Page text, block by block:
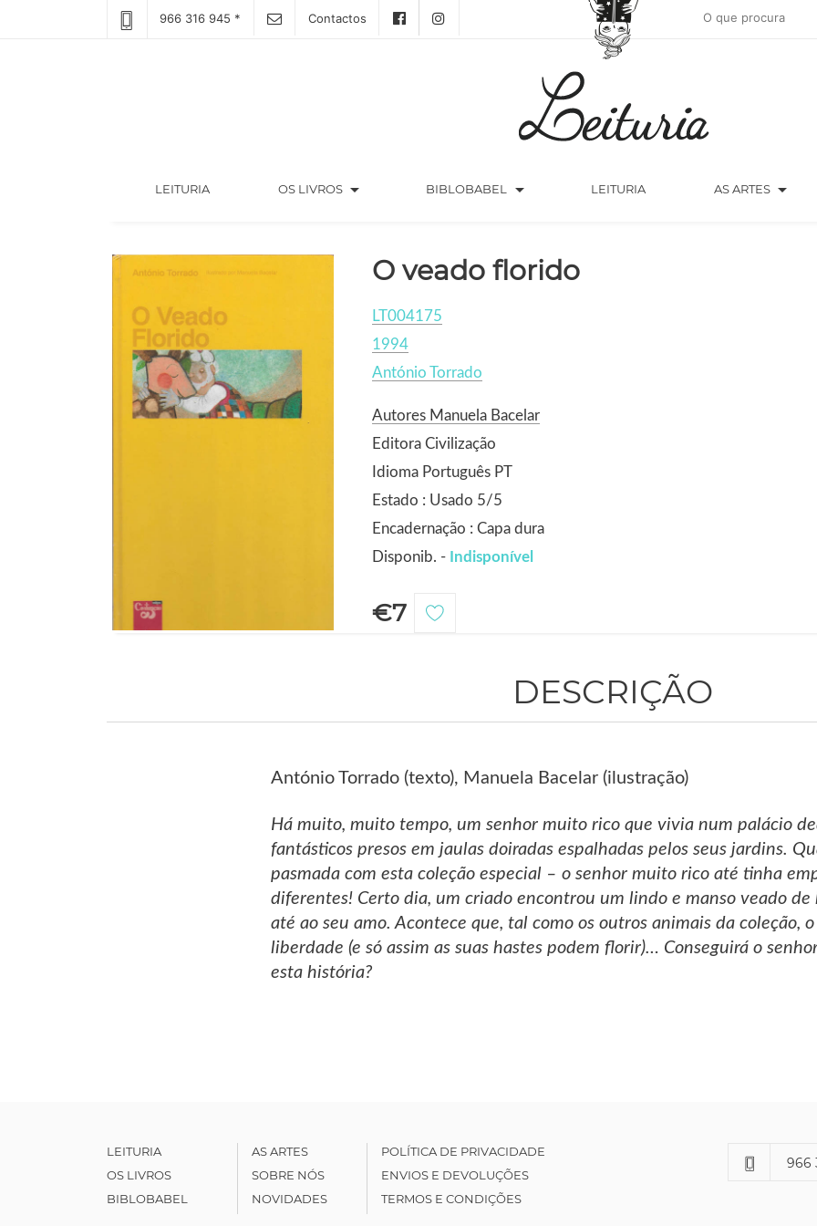
966 316 945 * Contactos
LEITURIA(CURRENT) OS LIVROS arrow_drop_down BIBLOBABEL arrow_drop_down LEITURIA AS ARTES arrow_drop_down
O veado florido
LT004175
1994
António Torrado
Autores Manuela Bacelar
Editora Civilização
Idioma Português PT
Estado : Usado 5/5
Encadernação : Capa dura
Disponib. - Indisponível
€7
DESCRIÇÃO
António Torrado (texto), Manuela Bacelar (ilustração)
Há muito, muito tempo, um senhor muito rico que vivia num palácio
fantásticos presos em jaulas doiradas espalhadas pelos seus jardins.
pasmada com esta coleção especial – o senhor muito rico até tinha
diferentes! Certo dia, um criado encontrou um lindo e manso veado
até ao seu amo. Acontece que, tal como os outros animais da coleção,
liberdade (e só assim as suas hastes podem florir)… Conseguirá o
esta história?
LEITURIA
OS LIVROS
BIBLOBABEL
AS ARTES
SOBRE NÓS
NOVIDADES
POLÍTICA DE PRIVACIDADE
ENVIOS E DEVOLUÇÕES
TERMOS E CONDIÇÕES
966